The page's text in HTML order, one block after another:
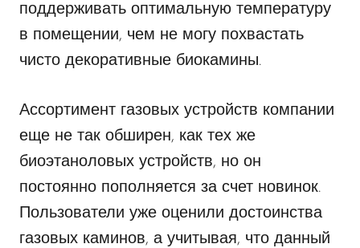
поддерживать оптимальную температуру
в помещении, чем не могу похвастать
чисто декоративные биокамины.
Ассортимент газовых устройств компании
еще не так обширен, как тех же
биоэтаноловых устройств, но он
постоянно пополняется за счет новинок.
Пользователи уже оценили достоинства
газовых каминов, а учитывая, что данный